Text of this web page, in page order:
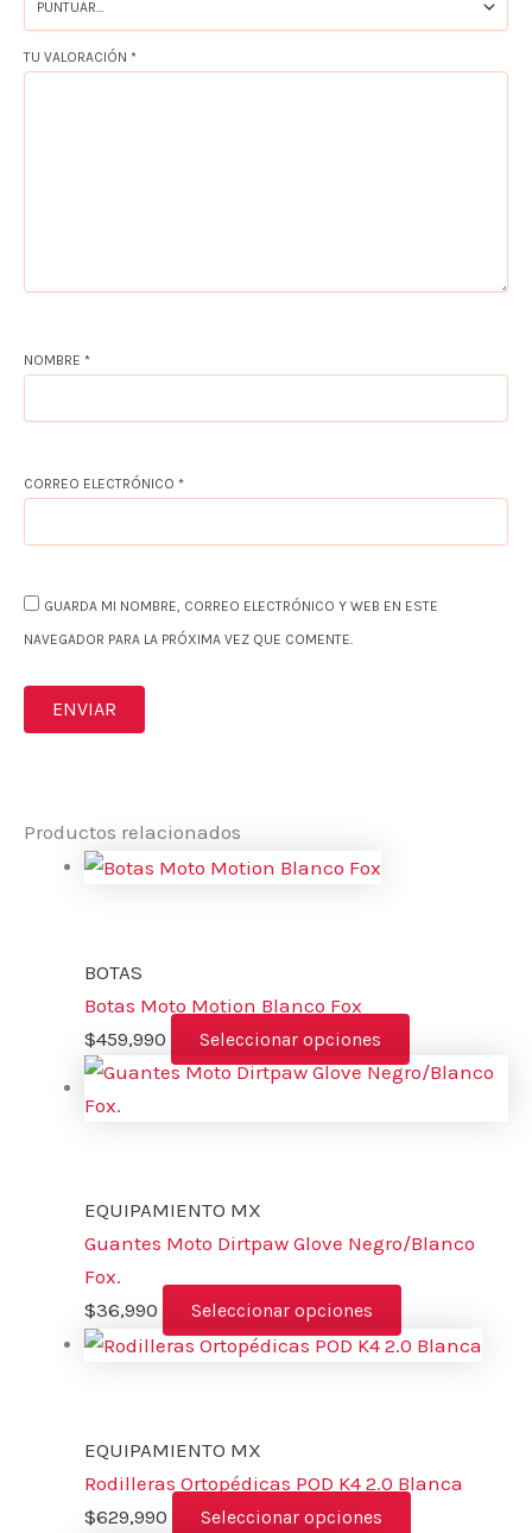
TU VALORACIÓN *
NOMBRE *
CORREO ELECTRÓNICO *
GUARDA MI NOMBRE, CORREO ELECTRÓNICO Y WEB EN ESTE
NAVEGADOR PARA LA PRÓXIMA VEZ QUE COMENTE.
Productos relacionados
BOTAS
Botas Moto Motion Blanco Fox
$459,990 Seleccionar opciones
EQUIPAMIENTO MX
Guantes Moto Dirtpaw Glove Negro/Blanco
Fox.
$36,990 Seleccionar opciones
EQUIPAMIENTO MX
Rodilleras Ortopédicas POD K4 2.0 Blanca
$629,990 Seleccionar opciones